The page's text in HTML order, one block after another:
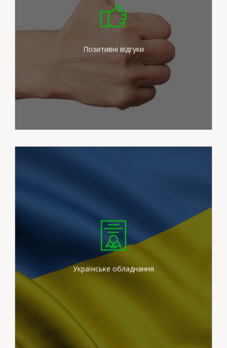
Позитивні відгуки
Ми докладаємо максимум
зусиль для задоволення
потреб наших клієнтів
Українське обладнання
Ми працюємо на
сертифікованих
штукатурних станціях
вітчизняного виробника